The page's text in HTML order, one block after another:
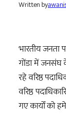
Written by
भारतीय जनता
गोंडा में जनसंघ
रहे वरिष्ठ
वरिष्ठ
गए कार्यों को